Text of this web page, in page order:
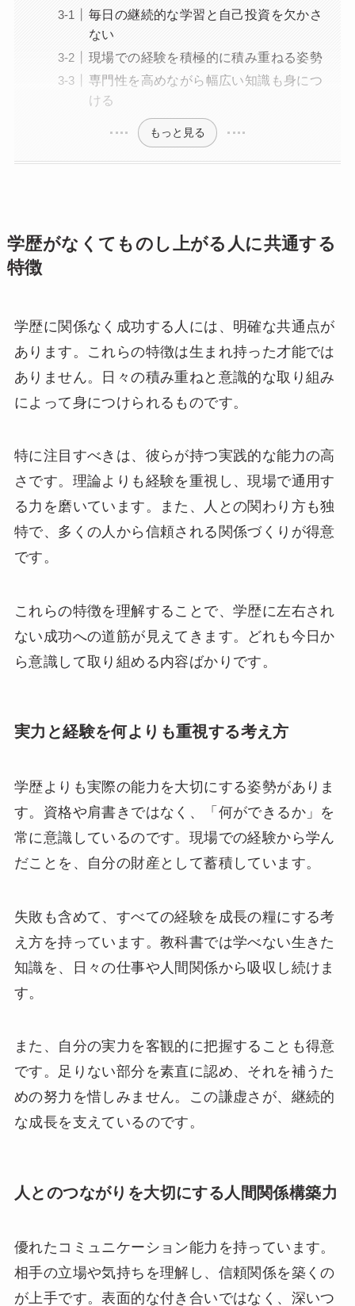
毎日の継続的な学習と自己投資を欠かさ
ない
現場での経験を積極的に積み重ねる姿勢
専門性を高めながら幅広い知識も身につ
ける
もっと見る
学歴がなくてものし上がる人に共通する
特徴
学歴に関係なく成功する人には、明確な共通点が
あります。これらの特徴は生まれ持った才能では
ありません。日々の積み重ねと意識的な取り組み
によって身につけられるものです。
特に注目すべきは、彼らが持つ実践的な能力の高
さです。理論よりも経験を重視し、現場で通用す
る力を磨いています。また、人との関わり方も独
特で、多くの人から信頼される関係づくりが得意
です。
これらの特徴を理解することで、学歴に左右され
ない成功への道筋が見えてきます。どれも今日か
ら意識して取り組める内容ばかりです。
実力と経験を何よりも重視する考え方
学歴よりも実際の能力を大切にする姿勢がありま
す。資格や肩書きではなく、「何ができるか」を
常に意識しているのです。現場での経験から学ん
だことを、自分の財産として蓄積しています。
失敗も含めて、すべての経験を成長の糧にする考
え方を持っています。教科書では学べない生きた
知識を、日々の仕事や人間関係から吸収し続けま
す。
また、自分の実力を客観的に把握することも得意
です。足りない部分を素直に認め、それを補うた
めの努力を惜しみません。この謙虚さが、継続的
な成長を支えているのです。
人とのつながりを大切にする人間関係構築力
優れたコミュニケーション能力を持っています。
相手の立場や気持ちを理解し、信頼関係を築くの
が上手です。表面的な付き合いではなく、深いつ